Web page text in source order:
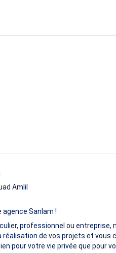
Amlil
agence Sanlam !
professionnel ou
réalisation de vos projets et vous
pour votre vie privée que pour